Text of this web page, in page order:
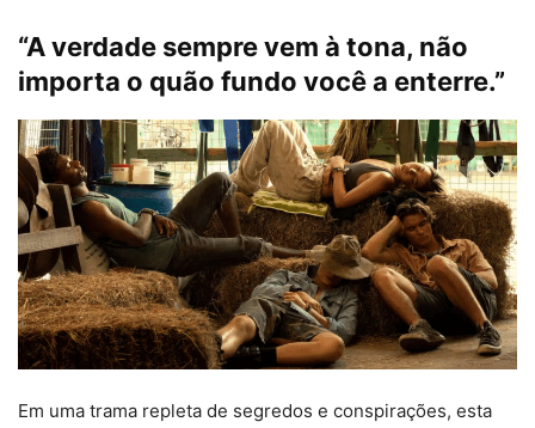
“A verdade sempre vem à tona, não
importa o quão fundo você a enterre.”
Em uma trama repleta de segredos e conspirações, esta